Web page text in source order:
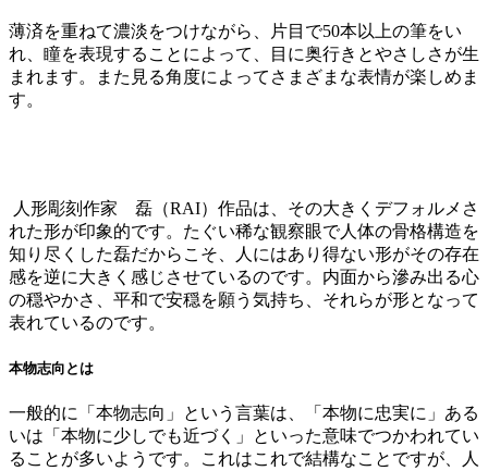
薄済を重ねて濃淡をつけながら、片目で50本以上の筆をい
れ、瞳を表現することによって、目に奥行きとやさしさが生
まれます。また見る角度によってさまざまな表情が楽しめま
す。
人形彫刻作家 磊（RAI）作品は、その大きく デフォルメさ
れた形が印象的です。たぐい稀な観察眼で人体の骨格構造を
知り尽くした磊だからこそ、人にはあり得ない形がその存在
感を逆に大きく感じさせているのです。内面から滲み出る心
の穏やかさ、平和で安穏を願う気持ち、それらが形となって
表れているのです。
本物志向とは
一般的に「本物志向」という言葉は、「本物に忠実に」ある
いは「本物に少しでも近づく」といった意味でつかわれてい
ることが多いようです。これはこれで結構なことですが、人